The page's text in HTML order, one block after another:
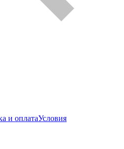
и оплатаУсловия